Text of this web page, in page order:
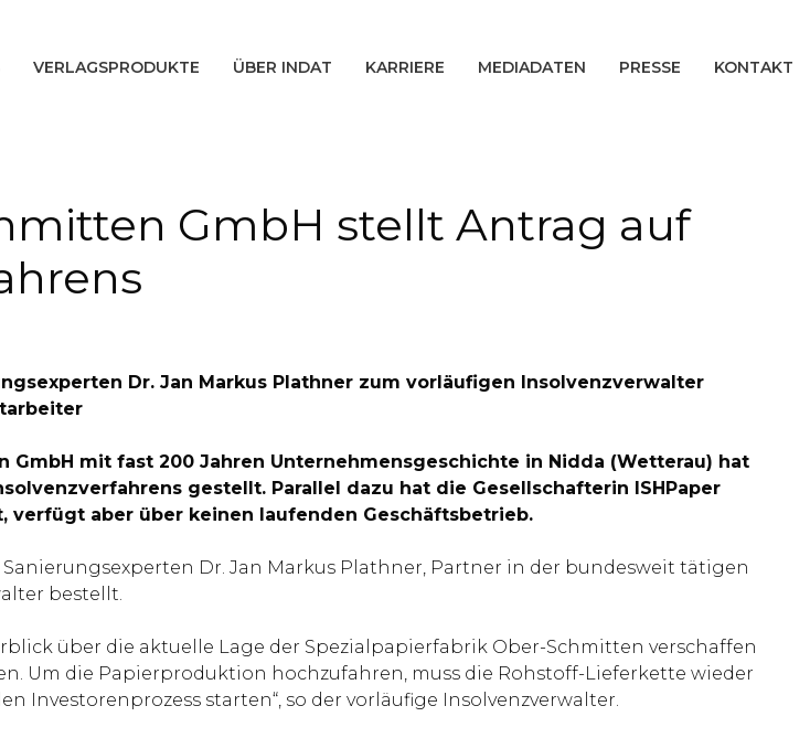
VERLAGSPRODUKTE ÜBER INDAT KARRIERE MEDIADATEN PRESSE KONTAKT
GmbH stellt Antrag auf
Dr. Jan Markus Plathner zum vorläufigen Insolvenzverwalter
GmbH mit fast 200 Jahren Unternehmensgeschichte in Nidda (Wetterau) hat
gestellt. Parallel dazu hat die Gesellschafterin ISHPaper
verfügt aber über keinen laufenden Geschäftsbetrieb.
Dr. Jan Markus Plathner, Partner in der bundesweit tätigen
bestellt.
über die aktuelle Lage der Spezialpapierfabrik Ober-Schmitten verschaffen
Um die Papierproduktion hochzufahren, muss die Rohstoff-Lieferkette wieder
starten“, so der vorläufige Insolvenzverwalter.